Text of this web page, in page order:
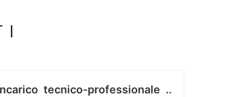
tecnico-professionale ..